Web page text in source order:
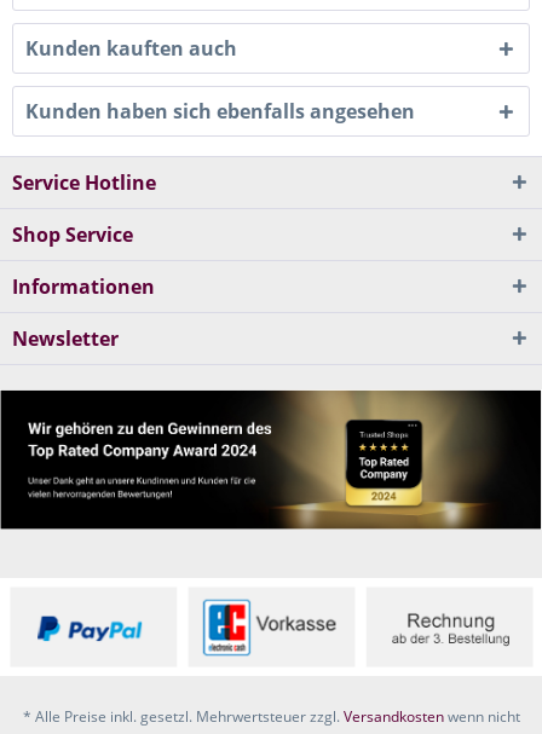
Kunden kauften auch
Kunden haben sich ebenfalls angesehen
Service Hotline
Shop Service
Informationen
Newsletter
* Alle Preise inkl. gesetzl. Mehrwertsteuer zzgl.Versandkostenwenn nicht